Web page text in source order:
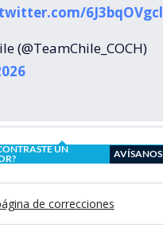
6J3bqOVgcl
(@TeamChile_COCH)
UN
AVÍSANOS
de correcciones